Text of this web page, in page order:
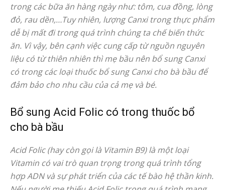
trong các bữa ăn hàng ngày như: tôm, cua đồng, lòng
đỏ, rau dền,…Tuy nhiên, lượng Canxi trong thực phẩm
dễ bị mất đi trong quá trình chúng ta chế biến thức
ăn. Vì vậy, bên cạnh việc cung cấp từ nguồn nguyên
liệu có từ thiên nhiên thì mẹ bầu nên bổ sung Canxi
có trong các loại thuốc bổ sung Canxi cho bà bầu để
đảm bảo cho nhu cầu của cả mẹ và bé.
Bổ sung Acid Folic có trong thuốc bổ
cho bà bầu
Acid Folic (hay còn gọi là Vitamin B9) là một loại
Vitamin có vai trò quan trọng trong quá trình tổng
hợp ADN và sự phát triển của các tế bào hệ thần kinh.